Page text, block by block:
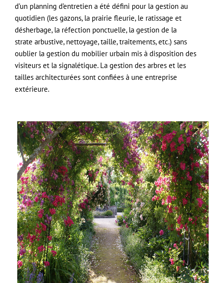
d’un planning d’entretien a été défini pour la gestion au
quotidien (les gazons, la prairie fleurie, le ratissage et
désherbage, la réfection ponctuelle, la gestion de la
strate arbustive, nettoyage, taille, traitements, etc.) sans
oublier la gestion du mobilier urbain mis à disposition des
visiteurs et la signalétique. La gestion des arbres et les
tailles architecturées sont confiées à une entreprise
extérieure.